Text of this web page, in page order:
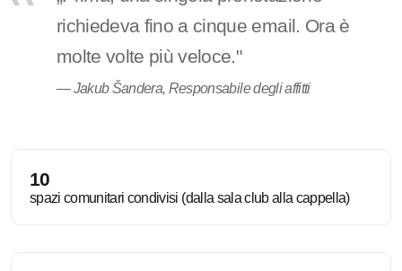
richiedeva fino a cinque email. Ora è
molte volte più veloce."
— Jakub Šandera, Responsabile degli affitti
10
spazi comunitari condivisi (dalla sala club alla cappella)